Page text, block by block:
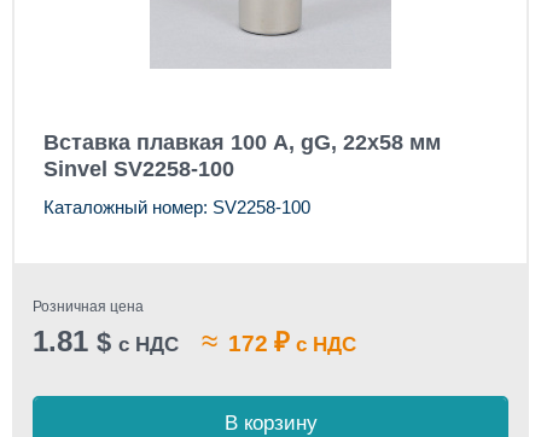
Вставка плавкая 100 А, gG, 22x58 мм
Sinvel SV2258-100
Каталожный номер: SV2258-100
Розничная цена
1.81 $ с НДС ≈ 172 ₽ с НДС
В корзину